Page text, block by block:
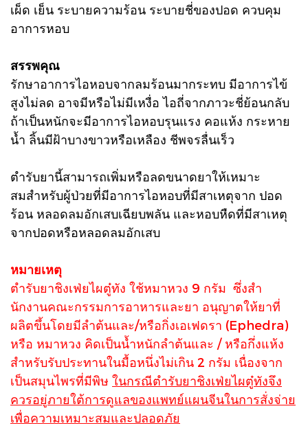
เผ็ด เย็น ระบายความร้อน ระบายชี่ของปอด ควบคุม
อาการหอบ
สรรพคุณ
รักษาอาการไอหอบจากลมร้อนมากระทบ มีอาการไข้
สูงไม่ลด อาจมีหรือไม่มีเหงื่อ ไอถี่จากภาวะชี่ย้อนกลับ
ถ้าเป็นหนักจะมีอาการไอหอบรุนแรง คอแห้ง กระหาย
น้ำ ลิ้นมีฝ้าบางขาวหรือเหลือง ชีพจรลื่นเร็ว
ตํารับยานี้สามารถเพิ่มหรือลดขนาดยาให้เหมาะ
สมสําหรับผู้ป่วยที่มีอาการไอหอบที่มีสาเหตุจาก ปอด
ร้อน หลอดลมอักเสบเฉียบพลัน และหอบหืดที่มีสาเหตุ
จากปอดหรือหลอดลมอักเสบ
หมายเหตุ
ตำรับยาชิงเฟ่ยไผตู๋ทัง ใช้หมาหวง 9 กรัม ซึ่งสํา
นักงานคณะกรรมการอาหารและยา อนุญาตให้ยาที่
ผลิตขึ้นโดยมีลําต้นและ/หรือกิ่งเอเฟดรา (Ephedra)
หรือ หมาหวง คิดเป็นน้ำหนักลําต้นและ / หรือกึ่งแห้ง
สําหรับรับประทานในมื้อหนึ่งไม่เกิน 2 กรัม เนื่องจาก
เป็นสมุนไพรที่มีพิษ ในกรณีตำรับยาชิงเฟ่ยไผตู๋ทังจึง
ควรอยู่ภายใต้การดูแลของแพทย์แผนจีนในการสั่งจ่าย
เพื่อความเหมาะสมและปลอดภัย